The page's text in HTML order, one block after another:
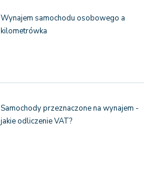
Wynajem samochodu osobowego a
kilometrówka
Samochody przeznaczone na wynajem -
jakie odliczenie VAT?